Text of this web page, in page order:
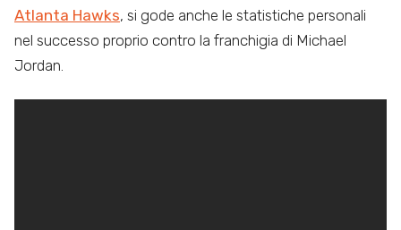
Atlanta Hawks, si gode anche le statistiche personali
nel successo proprio contro la franchigia di Michael
Jordan.